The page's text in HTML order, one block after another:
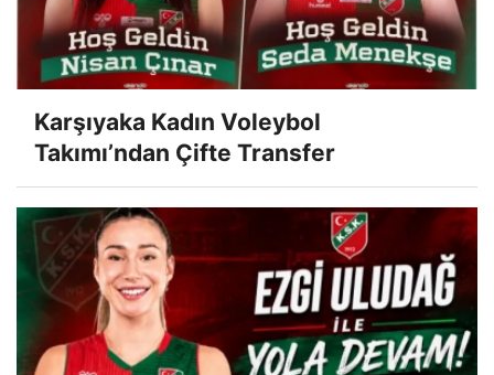
Karşıyaka Kadın Voleybol
Takımı’ndan Çifte Transfer